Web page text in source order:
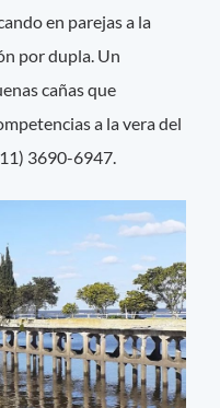
en parejas a la
por dupla. Un
cañas que
a la vera del
3690-6947.